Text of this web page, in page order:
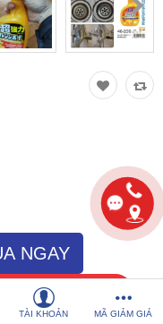
TÀI KHOẢN MÃ GIẢM GIÁ